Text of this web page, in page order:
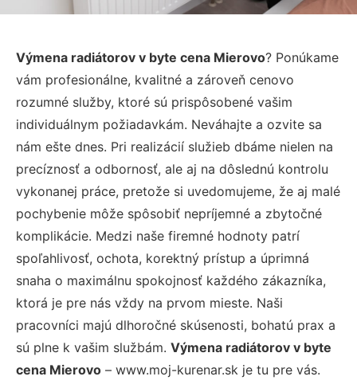
Výmena radiátorov v byte cena Mierovo? Ponúkame
vám profesionálne, kvalitné a zároveň cenovo
rozumné služby, ktoré sú prispôsobené vašim
individuálnym požiadavkám. Neváhajte a ozvite sa
nám ešte dnes. Pri realizácií služieb dbáme nielen na
precíznosť a odbornosť, ale aj na dôslednú kontrolu
vykonanej práce, pretože si uvedomujeme, že aj malé
pochybenie môže spôsobiť nepríjemné a zbytočné
komplikácie. Medzi naše firemné hodnoty patrí
spoľahlivosť, ochota, korektný prístup a úprimná
snaha o maximálnu spokojnosť každého zákazníka,
ktorá je pre nás vždy na prvom mieste. Naši
pracovníci majú dlhoročné skúsenosti, bohatú prax a
sú plne k vašim službám. Výmena radiátorov v byte
cena Mierovo – www.moj-kurenar.sk je tu pre vás.